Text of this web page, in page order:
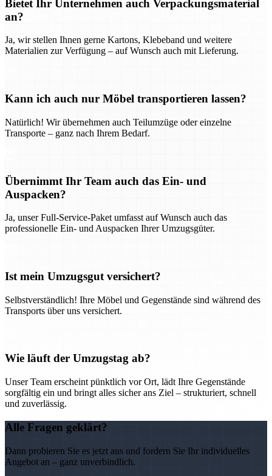
Bietet Ihr Unternehmen auch Verpackungsmaterial
an?
Ja, wir stellen Ihnen gerne Kartons, Klebeband und weitere
Materialien zur Verfügung – auf Wunsch auch mit Lieferung.
Kann ich auch nur Möbel transportieren lassen?
Natürlich! Wir übernehmen auch Teilumzüge oder einzelne
Transporte – ganz nach Ihrem Bedarf.
Übernimmt Ihr Team auch das Ein- und
Auspacken?
Ja, unser Full-Service-Paket umfasst auf Wunsch auch das
professionelle Ein- und Auspacken Ihrer Umzugsgüter.
Ist mein Umzugsgut versichert?
Selbstverständlich! Ihre Möbel und Gegenstände sind während des
Transports über uns versichert.
Wie läuft der Umzugstag ab?
Unser Team erscheint pünktlich vor Ort, lädt Ihre Gegenstände
sorgfältig ein und bringt alles sicher ans Ziel – strukturiert, schnell
und zuverlässig.
Alle Fragen geklärt?
Dann probieren Sie es jetzt aus und fordern Sie Ihr individuelles
Angebot an – ganz unverbindlich.